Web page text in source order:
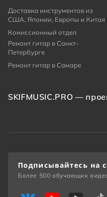
Доставка инструментов из
США, Японии, Европы и Китая
Комиссионный отдел
Ремонт гитар в Санкт-
Петербурге
Ремонт гитар в Самаре
SKIFMUSIC.PRO —
Подписывайтесь на
Более 500 обучающих